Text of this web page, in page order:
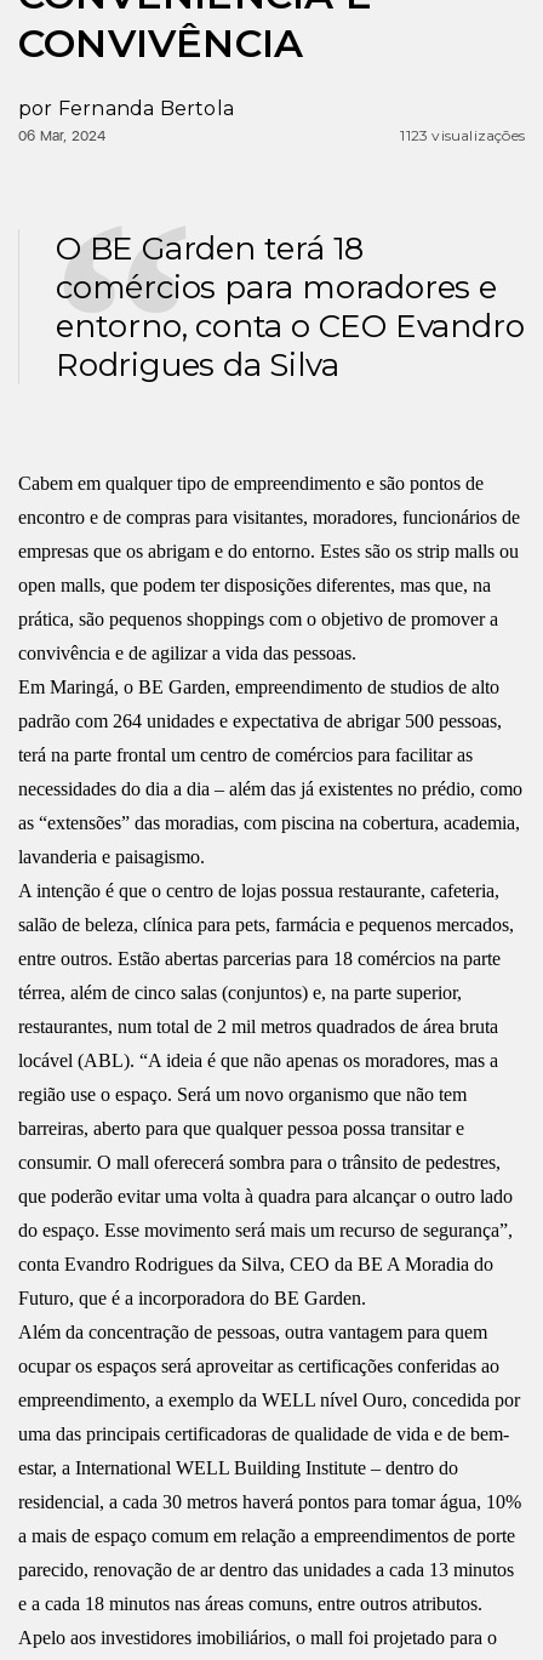
CONVIVÊNCIA
por Fernanda Bertola
06 Mar, 2024 1123 visualizações
O BE Garden terá 18
comércios para moradores e
entorno, conta o CEO Evandro
Rodrigues da Silva
Cabem em qualquer tipo de empreendimento e são pontos de
encontro e de compras para visitantes, moradores, funcionários de
empresas que os abrigam e do entorno. Estes são os strip malls ou
open malls, que podem ter disposições diferentes, mas que, na
prática, são pequenos shoppings com o objetivo de promover a
convivência e de agilizar a vida das pessoas.
Em Maringá, o BE Garden, empreendimento de studios de alto
padrão com 264 unidades e expectativa de abrigar 500 pessoas,
terá na parte frontal um centro de comércios para facilitar as
necessidades do dia a dia – além das já existentes no prédio, como
as “extensões” das moradias, com piscina na cobertura, academia,
lavanderia e paisagismo.
A intenção é que o centro de lojas possua restaurante, cafeteria,
salão de beleza, clínica para pets, farmácia e pequenos mercados,
entre outros. Estão abertas parcerias para 18 comércios na parte
térrea, além de cinco salas (conjuntos) e, na parte superior,
restaurantes, num total de 2 mil metros quadrados de área bruta
locável (ABL). “A ideia é que não apenas os moradores, mas a
região use o espaço. Será um novo organismo que não tem
barreiras, aberto para que qualquer pessoa possa transitar e
consumir. O mall oferecerá sombra para o trânsito de pedestres,
que poderão evitar uma volta à quadra para alcançar o outro lado
do espaço. Esse movimento será mais um recurso de segurança”,
conta Evandro Rodrigues da Silva, CEO da BE A Moradia do
Futuro, que é a incorporadora do BE Garden.
Além da concentração de pessoas, outra vantagem para quem
ocupar os espaços será aproveitar as certificações conferidas ao
empreendimento, a exemplo da WELL nível Ouro, concedida por
uma das principais certificadoras de qualidade de vida e de bem-
estar, a International WELL Building Institute – dentro do
residencial, a cada 30 metros haverá pontos para tomar água, 10%
a mais de espaço comum em relação a empreendimentos de porte
parecido, renovação de ar dentro das unidades a cada 13 minutos
e a cada 18 minutos nas áreas comuns, entre outros atributos.
Apelo aos investidores imobiliários, o mall foi projetado para o